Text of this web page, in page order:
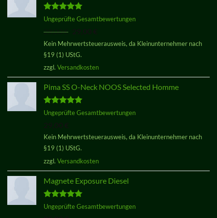
Bewertet
von 5
Ungeprüfte Gesamtbewertungen
29,00€
Preis
war:
Preis
Kein Mehrwertsteuerausweis, da Kleinunternehmer nach
§19 (1) UStG.
zzgl. Versandkosten
Pima SS O-Neck NOOS Selected Homme
Bewertet
Ungeprüfte Gesamtbewertungen
Kein Mehrwertsteuerausweis, da Kleinunternehmer nach
§19 (1) UStG.
zzgl. Versandkosten
Magnete Exposure Diesel
Bewertet
Ungeprüfte Gesamtbewertungen